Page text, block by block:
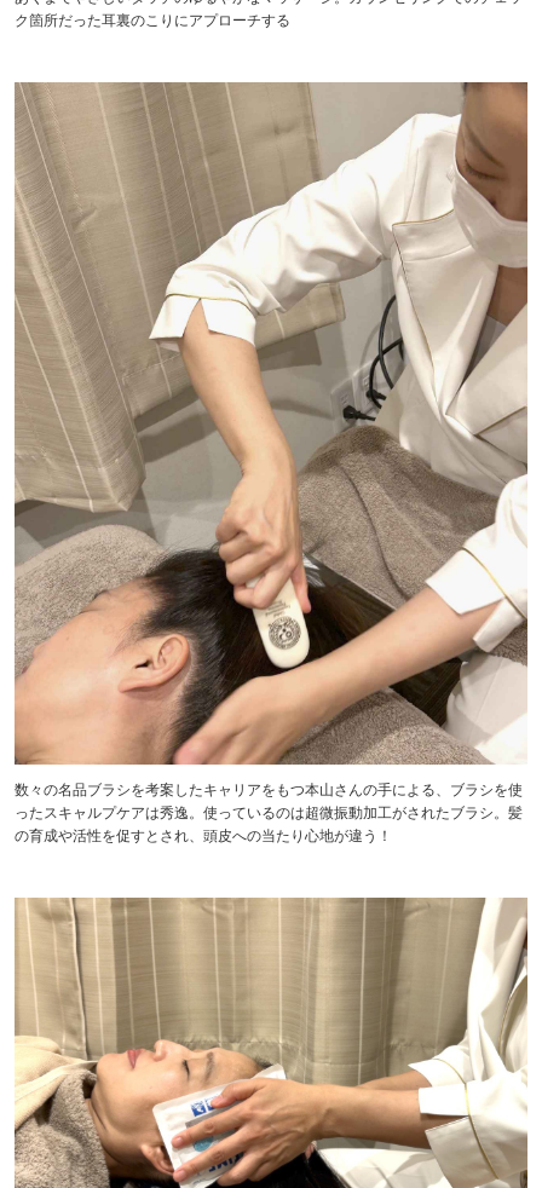
ク箇所だった耳裏のこりにアプローチする
数々の名品ブラシを考案したキャリアをもつ本山さんの手による、ブラシを使
ったスキャルプケアは秀逸。使っているのは超微振動加工がされたブラシ。髪
の育成や活性を促すとされ、頭皮への当たり心地が違う！